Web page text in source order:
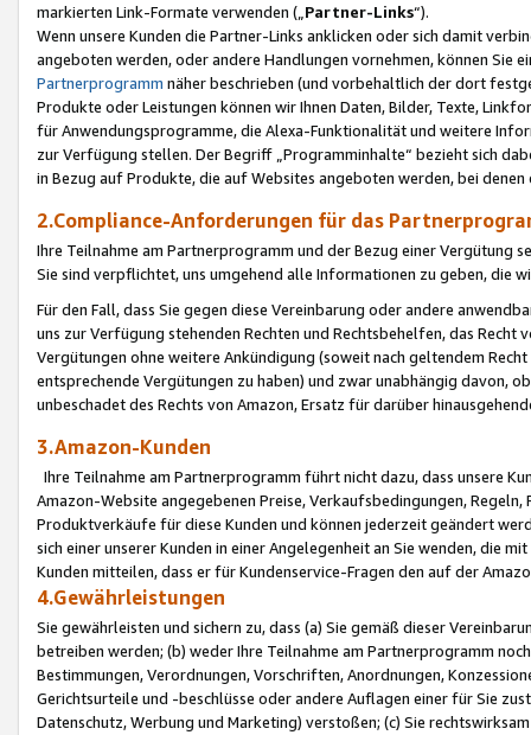
markierten Link-Formate verwenden („ Partner-Links“).
Wenn unsere Kunden die Partner-Links anklicken oder sich damit
angeboten werden, oder andere Handlungen vornehmen, können Sie
Partnerprogramm näher beschrieben (und vorbehaltlich der dort
Produkte oder Leistungen können wir Ihnen Daten, Bilder, Texte,
für Anwendungsprogramme, die Alexa-Funktionalität und weitere
zur Verfügung stellen. Der Begriff „Programminhalte“ bezieht sich
in Bezug auf Produkte, die auf Websites angeboten werden, bei
2.Compliance-Anforderungen für das
Ihre Teilnahme am Partnerprogramm und der Bezug einer Vergütung
Sie sind verpflichtet, uns umgehend alle Informationen zu geben, die
Für den Fall, dass Sie gegen diese Vereinbarung oder andere
uns zur Verfügung stehenden Rechten und Rechtsbehelfen, das
Vergütungen ohne weitere Ankündigung (soweit nach geltendem
entsprechende Vergütungen zu haben) und zwar unabhängig davon,
unbeschadet des Rechts von Amazon, Ersatz für darüber
3.Amazon-Kunden
Ihre Teilnahme am Partnerprogramm führt nicht dazu, dass unsere
Amazon-Website angegebenen Preise, Verkaufsbedingungen,
Produktverkäufe für diese Kunden und können jederzeit geändert
sich einer unserer Kunden in einer Angelegenheit an Sie wenden, die
Kunden mitteilen, dass er für Kundenservice-Fragen den auf der
4.Gewährleistungen
Sie gewährleisten und sichern zu, dass (a) Sie gemäß dieser
betreiben werden; (b) weder Ihre Teilnahme am Partnerprogramm
Bestimmungen, Verordnungen, Vorschriften, Anordnungen,
Gerichtsurteile und -beschlüsse oder andere Auflagen einer für Sie
Datenschutz, Werbung und Marketing) verstoßen; (c) Sie